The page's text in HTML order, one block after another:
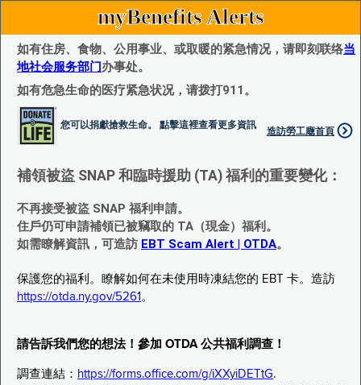
myBenefits Alerts
如有住房、食物、公用事业、或取暖的紧急情况，请即刻联络当
地社会服务部门办事处。
如有危急生命的医疗紧急状况，请拨打911。
您可以捐獻搶救生命。 點擊這裡查看更多資訊
造訪勞工廰首頁
補領被盜 SNAP 和臨時援助 (TA) 福利的重要變化：
不再接受被盜 SNAP 福利申請。
住戶仍可申請補領已被竊取的 TA（現金）福利。
如需瞭解資訊，可造訪 EBT Scam Alert | OTDA。
保護您的福利。瞭解如何在未使用時凍結您的 EBT 卡。造訪
https://otda.ny.gov/5261 。
請告訴我們您的想法！參加 OTDA 公共福利調查！
調查連結： https://forms.office.com/g/iXXyiDETtG.